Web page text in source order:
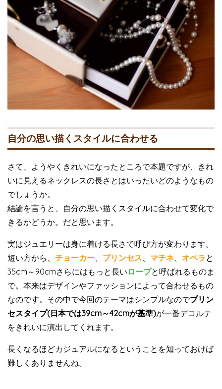
自分の思い描くスタイルに合わせる
さて、ようやくきれいになったところで本題ですが、きれ
いに見えるネックレスの長さとはいったいどのようなもの
でしょうか。
結論を言うと、自分の思い描くスタイルに合わせて変化で
きるかどうか。だと思います。
実はジュエリーは身に着ける長さで呼び方が変わります。
短い方から、 チョーカー、 プリンセス、 マチネ、 オペラ と
35cm～90cmさらにはもっと長い ロープと呼ばれるものま
で。本来はデザインやファッションによって合わせるもの
なのです。その中で今回のテーマはシンプルなのでプリン
セスタイプ(日本では39cm～42cmが基準)が一番デコルテ
をきれいに演出してくれます。
長くなるほどカジュアルになるということを知っておけば
難しくありませんね。